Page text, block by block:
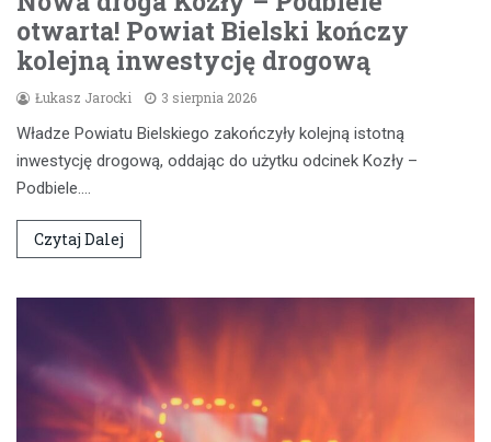
otwarta! Powiat Bielski kończy
kolejną inwestycję drogową
Łukasz Jarocki 3 sierpnia 2026
Władze Powiatu Bielskiego zakończyły kolejną istotną
inwestycję drogową, oddając do użytku odcinek Kozły –
Podbiele.…
Czytaj Dalej